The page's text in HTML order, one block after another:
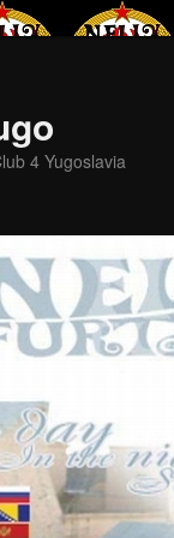
4 Yugoslavia